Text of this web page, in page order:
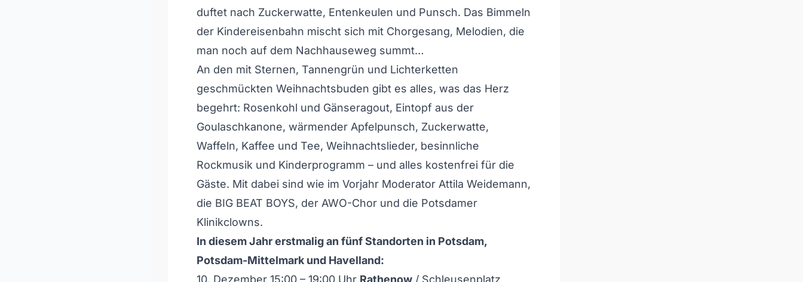
duftet nach Zuckerwatte, Entenkeulen und Punsch. Das Bimmeln
der Kindereisenbahn mischt sich mit Chorgesang, Melodien, die
man noch auf dem Nachhauseweg summt…
An den mit Sternen, Tannengrün und Lichterketten
geschmückten Weihnachtsbuden gibt es alles, was das Herz
begehrt: Rosenkohl und Gänseragout, Eintopf aus der
Goulaschkanone, wärmender Apfelpunsch, Zuckerwatte,
Waffeln, Kaffee und Tee, Weihnachtslieder, besinnliche
Rockmusik und Kinderprogramm – und alles kostenfrei für die
Gäste. Mit dabei sind wie im Vorjahr Moderator Attila Weidemann,
die BIG BEAT BOYS, der AWO-Chor und die Potsdamer
Klinikclowns.
In diesem Jahr erstmalig an fünf Standorten in Potsdam,
Potsdam-Mittelmark und Havelland:
10. Dezember 15:00 – 19:00 Uhr Rathenow / Schleusenplatz